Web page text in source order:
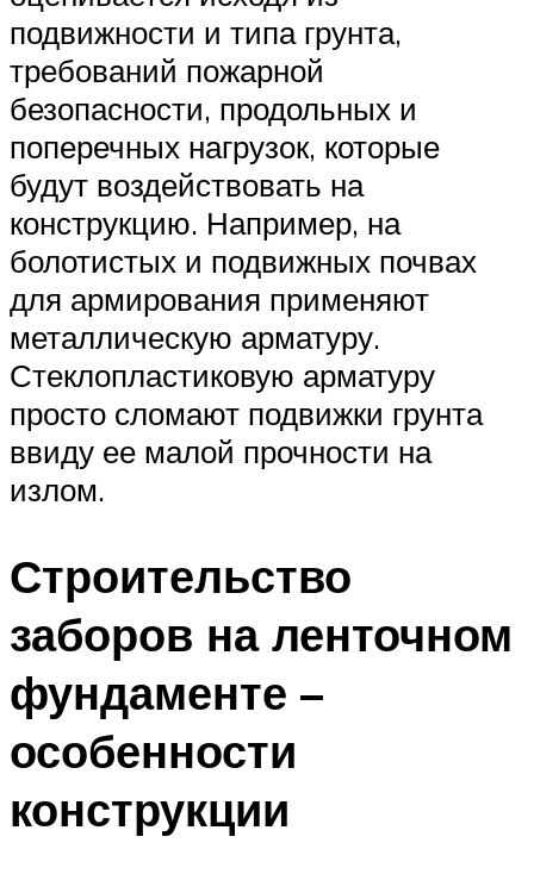
подвижности и типа грунта,
требований пожарной
безопасности, продольных и
поперечных нагрузок, которые
будут воздействовать на
конструкцию. Например, на
болотистых и подвижных почвах
для армирования применяют
металлическую арматуру.
Стеклопластиковую арматуру
просто сломают подвижки грунта
ввиду ее малой прочности на
излом.
Строительство
заборов на ленточном
фундаменте –
особенности
конструкции